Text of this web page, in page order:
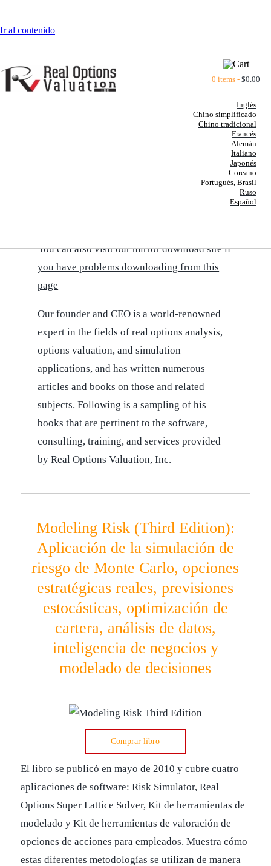
Ir al contenido
0 items -$0.00
Inglés
Chino simplificado
Chino tradicional
Francés
Alemán
Italiano
Japonés
Coreano
Portugués, Brasil
Ruso
Español
BOOKS BY DR. JOHNATHAN
You can also visit our mirror download site if
you have problems downloading from this
page
Our founder and CEO is a world-renowned
expert in the fields of real options analysis,
options valuation, and simulation
applications, and has written numerous
articles and books on those and related
subjects. Following is a sampling of his
books that are pertinent to the software,
consulting, training, and services provided
by Real Options Valuation, Inc.
Modeling Risk (Third Edition):
Aplicación de la simulación de
riesgo de Monte Carlo, opciones
estratégicas reales, previsiones
estocásticas, optimización de
cartera, análisis de datos,
inteligencia de negocios y
modelado de decisiones
Comprar libro
El libro se publicó en mayo de 2010 y cubre cuatro
aplicaciones de software: Risk Simulator, Real
Options Super Lattice Solver, Kit de herramientas de
modelado y Kit de herramientas de valoración de
opciones de acciones para empleados. Muestra cómo
estas diferentes metodologías se utilizan de manera